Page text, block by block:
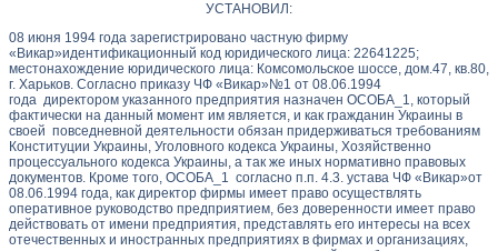
УСТАНОВИЛ:
08 июня 1994 года зарегистрировано частную фирму
«Викар»идентификационный код юридического лица: 22641225;
местонахождение юридического лица: Комсомольское шоссе, дом.47, кв.80,
г. Харьков. Согласно приказу ЧФ «Викар»№1 от 08.06.1994
года директором указанного предприятия назначен ОСОБА_1, который
фактически на данный момент им является, и как гражданин Украины в
своей повседневной деятельности обязан придерживаться требованиям
Конституции Украины, Уголовного кодекса Украины, Хозяйственно
процессуального кодекса Украины, а так же иных нормативно правовых
документов. Кроме того, ОСОБА_1 согласно п.п. 4.3. устава ЧФ «Викар»от
08.06.1994 года, как директор фирмы имеет право осуществлять
оперативное руководство предприятием, без доверенности имеет право
действовать от имени предприятия, представлять его интересы на всех
отечественных и иностранных предприятиях в фирмах и организациях,